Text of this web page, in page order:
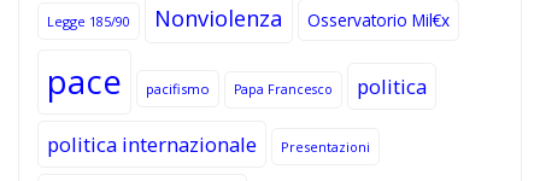
Legge 185/90 Nonviolenza Osservatorio Mil€x
pace pacifismo Papa Francesco politica
politica internazionale Presentazioni